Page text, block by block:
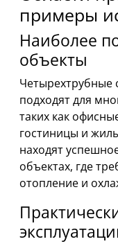
примеры
Наиболее
объекты
Четырехтрубные
подходят для
таких как
гостиницы и
находят
объектах, где
отопление и